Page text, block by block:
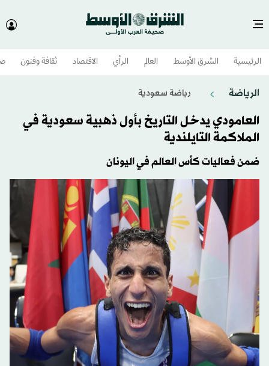
الرئيسية الشرق الأوسط​ العالم الرأي الاقتصاد ثقافة وفنون
الرياضة رياضة سعودية
العامودي يدخل التاريخ بأول ذهبية سعودية في
الملاكمة التايلندية
ضمن فعاليات كأس العالم في اليونان